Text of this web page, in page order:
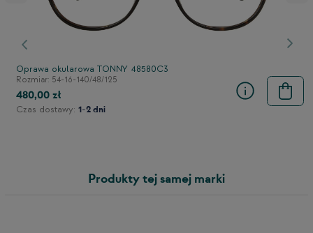
Poprzedni
Oprawa okularowa TONNY 48580C3
Rozmiar: 54-16-140/48/125
480,00 zł
Czas dostawy: 1-2 dni
Produkty tej samej marki